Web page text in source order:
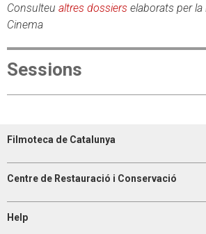
Consulteu altres dossiers elaborats per
Cinema
Sessions
Filmoteca de Catalunya
Centre de Restauració i Conservació
Help